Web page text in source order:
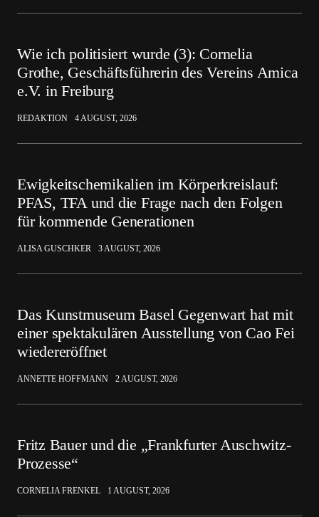
Wie ich politisiert wurde (3): Cornelia
Grothe, Geschäftsführerin des Vereins Amica
e.V. in Freiburg
REDAKTION 4 AUGUST, 2026
Ewigkeitschemikalien im Körperkreislauf:
PFAS, TFA und die Frage nach den Folgen
für kommende Generationen
ALISA GUSCHKER 3 AUGUST, 2026
Das Kunstmuseum Basel Gegenwart hat mit
einer spektakulären Ausstellung von Cao Fei
wiedereröffnet
ANNETTE HOFFMANN 2 AUGUST, 2026
Fritz Bauer und die „Frankfurter Auschwitz-
Prozesse“
CORNELIA FRENKEL 1 AUGUST, 2026